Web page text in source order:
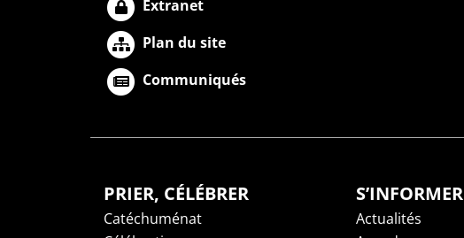
Extranet
Plan du site
Communiqués
PRIER, CÉLÉBRER
Catéchuménat
S’INFORMER
Actualités